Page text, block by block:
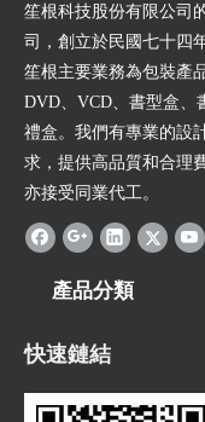
笙根科技股份有限公司
司，創立於民國七十四
笙根主要業務為包裝產
DVD、VCD、書型盒、
禮盒。我們有專業的設
求，提供高品質和合理
亦接受同業代工。
產品分類
快速鏈結